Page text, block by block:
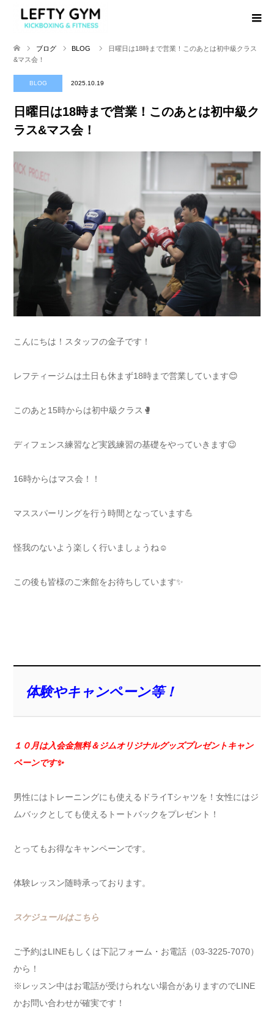
ブログ BLOG
日曜日は18時まで営業！このあとは初中級クラス
&マス会！
BLOG 2025.10.19
日曜日は18時まで営業！このあとは初中級ク
ラス&マス会！
こんにちは！スタッフの金子です！
レフティージムは土日も休まず18時まで営業しています😊
このあと15時からは初中級クラス🥊
ディフェンス練習など実践練習の基礎をやっていきます😉
16時からはマス会！！
マススパーリングを行う時間となっています💪
怪我のないよう楽しく行いましょうね☺️
この後も皆様のご来館をお待ちしています✨
体験やキャンペーン等！
１０月は入会金無料＆ジムオリジナルグッズプレゼントキャン
ペーンです✨
男性にはトレーニングにも使えるドライTシャツを！女性にはジ
ムバックとしても使えるトートバックをプレゼント！
とってもお得なキャンペーンです。
体験レッスン随時承っております。
スケジュールはこちら
ご予約はLINEもしくは下記フォーム・お電話（03-3225-7070）
から！
※レッスン中はお電話が受けられない場合がありますのでLINE
かお問い合わせが確実です！